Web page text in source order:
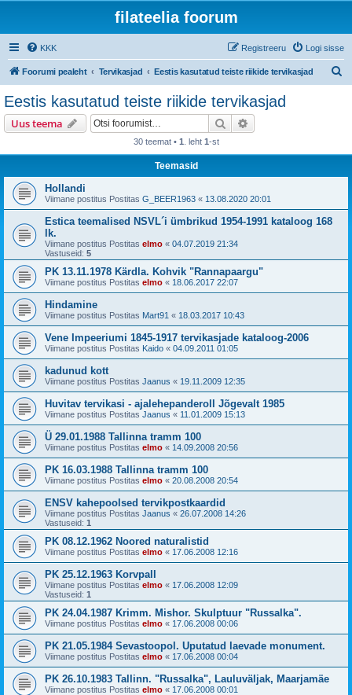
filateelia foorum
KKK Logi sisse
Registreeru
Foorumi pealeht Tervikasjad Eestis kasutatud teiste riikide tervikasjad
Eestis kasutatud teiste riikide tervikasjad
Uus teema Otsi
30 teemat • 1 . leht 1-st
Teemasid
Hollandi
Viimane postitus Postitas G_BEER1963 « 13.08.2020 20:01
Estica teemalised NSVL´i ümbrikud 1954-1991 kataloog 168
lk.
Viimane postitus Postitas elmo « 04.07.2019 21:34
Vastuseid: 5
PK 13.11.1978 Kärdla. Kohvik "Rannapaargu"
Viimane postitus Postitas elmo « 18.06.2017 22:07
Hindamine
Viimane postitus Postitas Mart91 « 18.03.2017 10:43
Vene Impeeriumi 1845-1917 tervikasjade kataloog-2006
Viimane postitus Postitas Kaido « 04.09.2011 01:05
kadunud kott
Viimane postitus Postitas Jaanus « 19.11.2009 12:35
Huvitav tervikasi - ajalehepanderoll Jõgevalt 1985
Viimane postitus Postitas Jaanus « 11.01.2009 15:13
Ü 29.01.1988 Tallinna tramm 100
Viimane postitus Postitas elmo « 14.09.2008 20:56
PK 16.03.1988 Tallinna tramm 100
Viimane postitus Postitas elmo « 20.08.2008 20:54
ENSV kahepoolsed tervikpostkaardid
Viimane postitus Postitas Jaanus « 26.07.2008 14:26
Vastuseid: 1
PK 08.12.1962 Noored naturalistid
Viimane postitus Postitas elmo « 17.06.2008 12:16
PK 25.12.1963 Korvpall
Viimane postitus Postitas elmo « 17.06.2008 12:09
Vastuseid: 1
PK 24.04.1987 Krimm. Mishor. Skulptuur "Russalka".
Viimane postitus Postitas elmo « 17.06.2008 00:06
PK 21.05.1984 Sevastoopol. Uputatud laevade monument.
Viimane postitus Postitas elmo « 17.06.2008 00:04
PK 26.10.1983 Tallinn. "Russalka", Lauluväljak, Maarjamäe
Viimane postitus Postitas elmo « 17.06.2008 00:01